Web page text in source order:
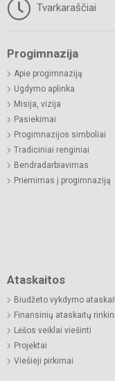
Tvarkaraščiai
Progimnazija
Apie progimnaziją
Ugdymo aplinka
Misija, vizija
Pasiekimai
Progimnazijos simboliai
Tradiciniai renginiai
Bendradarbiavimas
Priėmimas į progimnaziją
Ataskaitos
Biudžeto vykdymo
Finansinių ataskaitų
Lėšos veiklai viešinti
Projektai
Viešieji pirkimai